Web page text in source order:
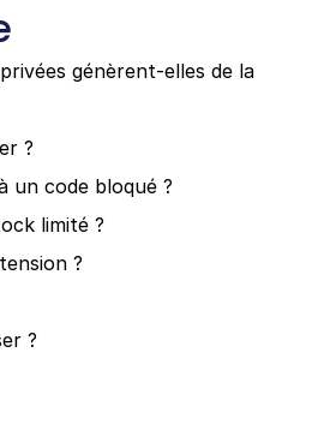
génèrent-elles de la
?
un code bloqué ?
limité ?
?
?